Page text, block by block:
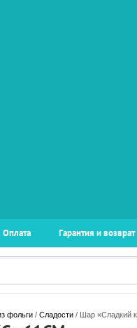
Оплата Гарантия и возврат
фольги / Сладости / Шар «Сладкий